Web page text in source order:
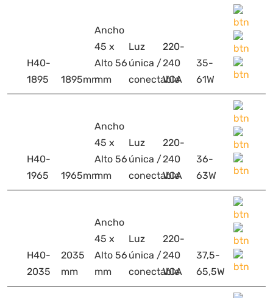
H40-
1895
1895mm
Ancho
45 x
Alto 56
mm
Luz
única /
conectable
220-
240
VCA
35-
61W
H40-
1965
1965mm
Ancho
45 x
Alto 56
mm
Luz
única /
conectable
220-
240
VCA
36-
63W
H40-
2035
2035
mm
Ancho
45 x
Alto 56
mm
Luz
única /
conectable
220-
240
VCA
37,5-
65,5W